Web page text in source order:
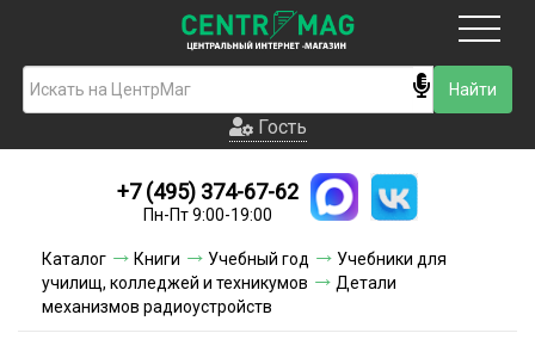
Гость
Новинки
Условия доставки
Условия оплаты
Гость
+7 (495) 374-67-62
Пн-Пт 9:00-19:00
Каталог Книги Учебный год
Учебники для
училищ, колледжей и техникумов
Детали
механизмов радиоустройств